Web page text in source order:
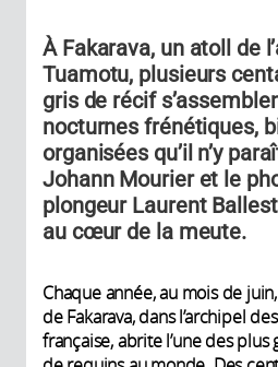
À Fakarava, un atoll de
Tuamotu, plusieurs
gris de récif
nocturnes frénétiques,
organisées qu’il n’y
Johann Mourier et le
plongeur Laurent
au cœur de la meute.
Chaque année, au mois de
de Fakarava, dans l’archipel
française, abrite l’une des